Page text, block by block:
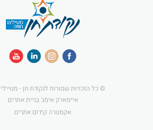
© כל הזכויות שמורות לנקודת חן -
איימארק אימג' בניית אתרים
אקסטרה קידום אתרים